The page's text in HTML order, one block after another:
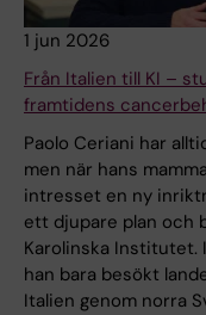
1 jun 2026
Från Italien till KI –
framtidens
Paolo Ceriani har
men när hans
intresset en ny
ett djupare plan och
Karolinska Institutet.
han bara besökt
Italien genom norra